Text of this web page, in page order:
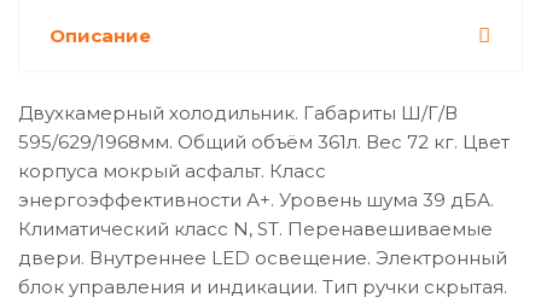
Описание
Двухкамерный холодильник. Габариты Ш/Г/В
595/629/1968мм. Общий объём 361л. Вес 72 кг. Цвет
корпуса мокрый асфальт. Класс
энергоэффективности А+. Уровень шума 39 дБА.
Климатический класс N, ST. Перенавешиваемые
двери. Внутреннее LED освещение. Электронный
блок управления и индикации. Тип ручки скрытая.